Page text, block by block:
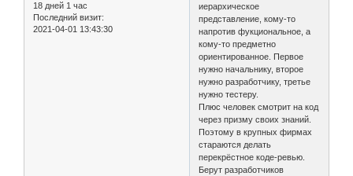
18 дней 1 час
Последний визит:
2021-04-01 13:43:30
иерархическое
представление, кому-то
напротив фукциональное, а
кому-то предметно
ориентированное. Первое
нужно начальнику, второе
нужно разработчику, третье
нужно тестеру.
Плюс человек смотрит на код
через призму своих знаний.
Поэтому в крупных фирмах
стараются делать
перекрёстное коде-ревью.
Берут разработчиков